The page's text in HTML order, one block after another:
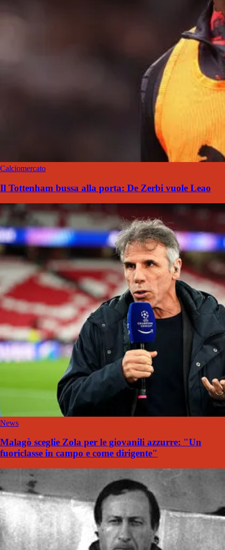
Calciomercato
Il Tottenham bussa alla porta: De Zerbi vuole Leao
News
Malagò sceglie Zola per le giovanili azzurre: "Un
fuoriclasse in campo e come dirigente"